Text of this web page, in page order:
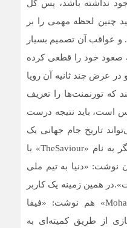
نداشته باشد، پس گل
چنین لحظه مهمی را بر
و عواقب آن تصمیم بسیار
صعود خود را قطعی کرده
عرض چند ثانیه آن رویا
که تورنمنت‌ها را تعریف
است، باید نتیجه درست
تاریخ جام جهانی یک
ملت را تغییر دهد.»یک کاربر دیگر به نام «TheSaviour» با
نوشت: «دنیا به تیم ملی
همین زمینه یک کاربر
یمنی به نام «Mohamad Al Shami» هم نوشت: «فیفا
از طریق کمیته‌ای به